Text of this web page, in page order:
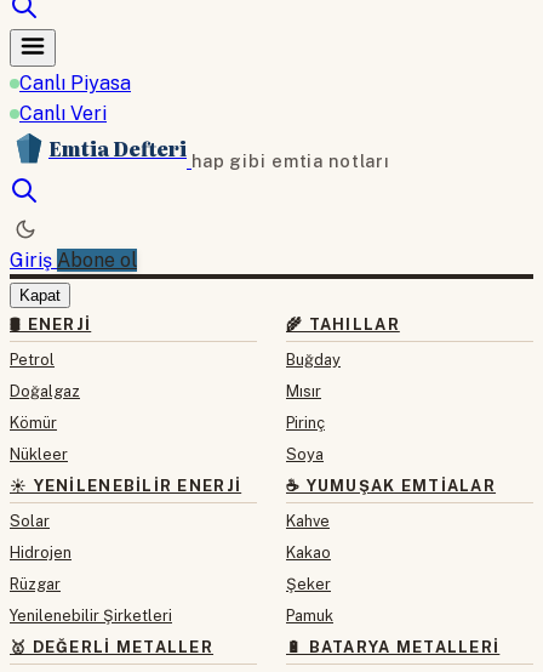
Canlı Piyasa
Canlı Veri
Emtia Defteri hap gibi emtia notları
Giriş Abone ol
Kapat
🛢 ENERJI
Petrol
Doğalgaz
Kömür
Nükleer
☀️ YENILENEBILIR ENERJI
Solar
Hidrojen
Rüzgar
Yenilenebilir Şirketleri
🥇 DEĞERLI METALLER
🌾 TAHILLAR
Buğday
Mısır
Pirinç
Soya
☕ YUMUŞAK EMTIALAR
Kahve
Kakao
Şeker
Pamuk
🔋 BATARYA METALLERI